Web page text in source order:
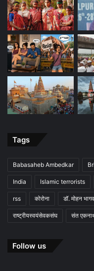
Tags
Babasaheb Ambedkar
India Islamic terrorists
rss कोरोना डॉ. मोहन
राष्ट्रीयस्वयंसेवकसंघ संत
Follow us